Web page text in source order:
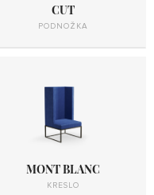
CUT
PODNOŽKA
MONT BLANC
KRESLO